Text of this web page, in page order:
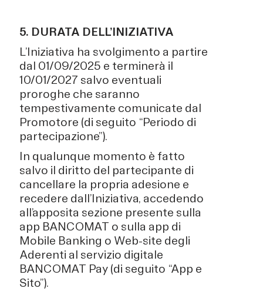
5. DURATA DELL’INIZIATIVA
L’Iniziativa ha svolgimento a partire
dal 01/09/2025 e terminerà il
10/01/2027 salvo eventuali
proroghe che saranno
tempestivamente comunicate dal
Promotore (di seguito “Periodo di
partecipazione”).
In qualunque momento è fatto
salvo il diritto del partecipante di
cancellare la propria adesione e
recedere dall’Iniziativa, accedendo
all’apposita sezione presente sulla
app BANCOMAT o sulla app di
Mobile Banking o Web-site degli
Aderenti al servizio digitale
BANCOMAT Pay (di seguito “App e
Sito”).